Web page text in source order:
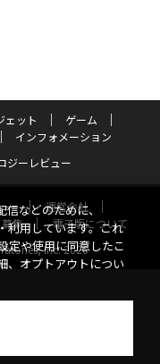
ェット
ゲーム
インフォメーション
ジーレビュー
ー
運営会社
集
電子版について
Inc. 2026
などのために、
利用しています。これ
定や使用に同意したこ
、オプトアウトについ